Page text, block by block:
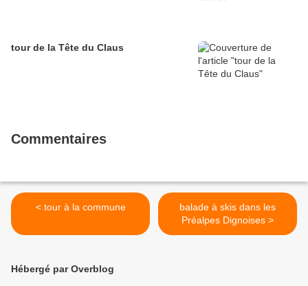
tour de la Tête du Claus
Commentaires
< tour à la commune
balade à skis dans les
Préalpes Dignoises >
Hébergé par Overblog